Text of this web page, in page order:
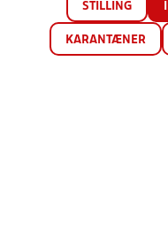
STILLING
KARANTÆNER